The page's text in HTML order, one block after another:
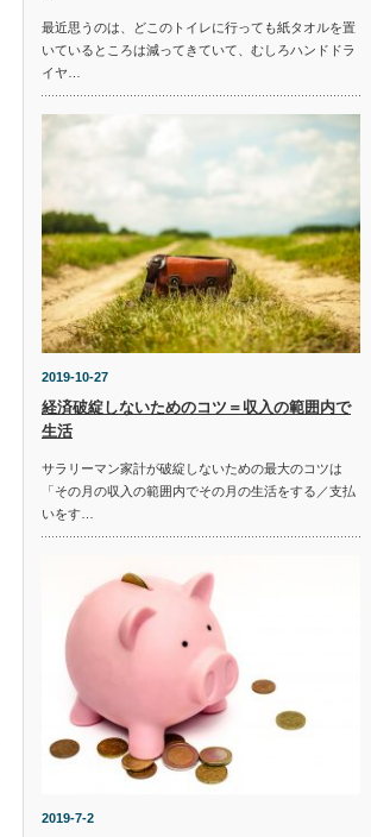
最近思うのは、どこのトイレに行っても紙タオルを置
いているところは減ってきていて、むしろハンドドラ
イヤ…
2019-10-27
経済破綻しないためのコツ＝収入の範囲内で
生活
サラリーマン家計が破綻しないための最大のコツは
「その月の収入の範囲内でその月の生活をする／支払
いをす…
2019-7-2